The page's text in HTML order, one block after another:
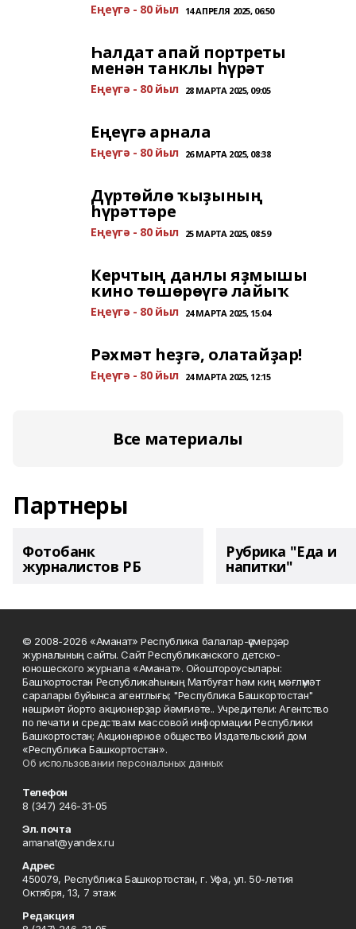
Еңеүгә - 80 йыл 14 АПРЕЛЯ 2025, 06:50
Һалдат апай портреты
менән танклы һүрәт
Еңеүгә - 80 йыл 28 МАРТА 2025, 09:05
Еңеүгә арнала
Еңеүгә - 80 йыл 26 МАРТА 2025, 08:38
Дүртөйлө ҡыҙының
һүрәттәре
Еңеүгә - 80 йыл 25 МАРТА 2025, 08:59
Керчтың данлы яҙмышы
кино төшөрөүгә лайыҡ
Еңеүгә - 80 йыл 24 МАРТА 2025, 15:04
Рәхмәт һеҙгә, олатайҙар!
Еңеүгә - 80 йыл 24 МАРТА 2025, 12:15
Все материалы
Партнеры
Фотобанк
журналистов РБ
Рубрика "Еда и
напитки"
© 2008-2026 «Аманат» Республика балалар-үҫмерҙәр
журналының сайты. Сайт Республиканского детско-
юношеского журнала «Аманат». Ойоштороусылары:
Башҡортостан Республикаһының Матбуғат һәм киң мәғлүмәт
саралары буйынса агентлығы; "Республика Башкортостан"
нәшриәт йорто акционерҙар йәмғиәте.. Учредители: Агентство
по печати и средствам массовой информации Республики
Башкортостан; Акционерное общество Издательский дом
«Республика Башкортостан».
Об использовании персональных данных
Телефон
8 (347) 246-31-05
Эл. почта
amanat@yandex.ru
Адрес
450079, Республика Башкортостан, г. Уфа, ул. 50-летия
Октября, 13, 7 этаж
Редакция